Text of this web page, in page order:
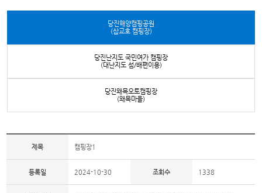
당진해양캠핑공원
(삽교호 캠핑장)
당진난지도 국민여가 캠핑장
(대난지도 섬/배편이용)
당진왜목오토캠핑장
(왜목마을)
제목 캠핑장1
등록일 2024-10-30 조회수 1338